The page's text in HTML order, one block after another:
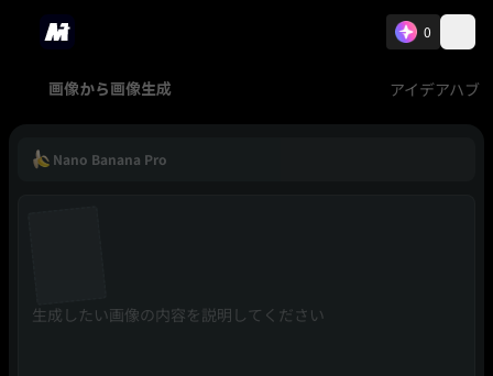
0
画像から画像生成 アイデアハブ
Nano Banana Pro